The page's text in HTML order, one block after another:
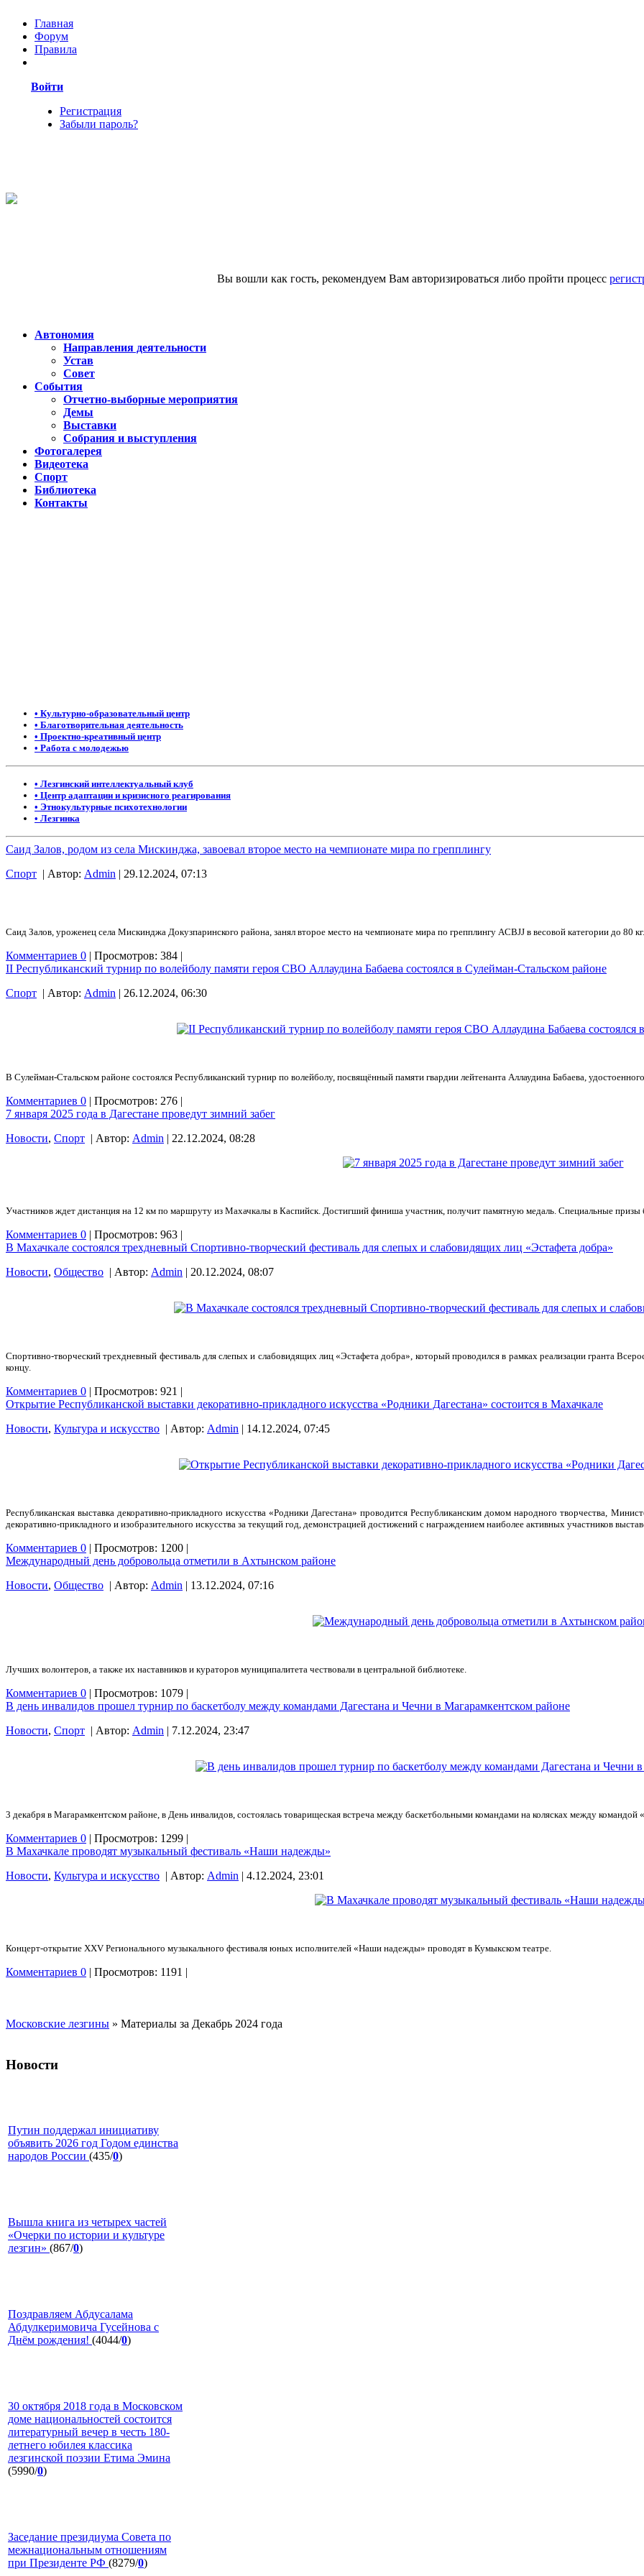
Главная
Форум
Правила
Войти
Регистрация
Забыли пароль?
Вы вошли как гость, рекомендуем Вам авторизироваться либо пройти процесс
Автономия
Направления деятельности
Устав
Совет
События
Отчетно-выборные мероприятия
Демы
Выставки
Собрания и выступления
Фотогалерея
Видеотека
Спорт
Библиотека
Контакты
• Культурно-образовательный центр
• Благотворительная деятельность
• Проектно-креативный центр
• Работа с молодежью
• Лезгинский интеллектуальный клуб
• Центр адаптации и кризисного реагирования
• Этнокультурные психотехнологии
• Лезгинка
Саид Залов, родом из села Мискинджа, завоевал второе место на чемпионате мира по грепплингу
Спорт | Автор: Admin | 29.12.2024, 07:13
Саид Залов, уроженец села Мискинджа Докузпаринского района, занял второе место на чемпионате мира по грепплингу ACBJJ в весовой категории до 80 кг.
Комментариев 0 | Просмотров: 384 |
II Республиканский турнир по волейболу памяти героя СВО Аллаудина Бабаева состоялся в Сулейман-Стальском районе
Спорт | Автор: Admin | 26.12.2024, 06:30
В Сулейман-Стальском районе состоялся Республиканский турнир по волейболу, посвящённый памяти гвардии лейтенанта Аллаудина Бабаева,
Комментариев 0 | Просмотров: 276 |
7 января 2025 года в Дагестане проведут зимний забег
Новости, Спорт | Автор: Admin | 22.12.2024, 08:28
Участников ждет дистанция на 12 км по маршруту из Махачкалы в Каспийск. Достигший финиша участник, получит памятную медаль. Специальные
Комментариев 0 | Просмотров: 963 |
В Махачкале состоялся трехдневный Спортивно-творческий фестиваль для слепых и слабовидящих лиц «Эстафета добра»
Новости, Общество | Автор: Admin | 20.12.2024, 08:07
Спортивно-творческий трехдневный фестиваль для слепых и слабовидящих лиц «Эстафета добра», который проводился в рамках реализации гранта
концу.
Комментариев 0 | Просмотров: 921 |
Открытие Республиканской выставки декоративно-прикладного искусства «Родники Дагестана» состоится в Махачкале
Новости, Культура и искусство | Автор: Admin | 14.12.2024, 07:45
Республиканская выставка декоративно-прикладного искусства «Родники Дагестана» проводится Республиканским домом народного творчества,
декоративно-прикладного и изобразительного искусства за текущий год, демонстрацией достижений с награждением наиболее активных участников
Комментариев 0 | Просмотров: 1200 |
Международный день добровольца отметили в Ахтынском районе
Новости, Общество | Автор: Admin | 13.12.2024, 07:16
Лучших волонтеров, а также их наставников и кураторов муниципалитета чествовали в центральной библиотеке.
Комментариев 0 | Просмотров: 1079 |
В день инвалидов прошел турнир по баскетболу между командами Дагестана и Чечни в Магарамкентском районе
Новости, Спорт | Автор: Admin | 7.12.2024, 23:47
3 декабря в Магарамкентском районе, в День инвалидов, состоялась товарищеская встреча между баскетбольными командами на колясках между
Комментариев 0 | Просмотров: 1299 |
В Махачкале проводят музыкальный фестиваль «Наши надежды»
Новости, Культура и искусство | Автор: Admin | 4.12.2024, 23:01
Концерт-открытие XXV Регионального музыкального фестиваля юных исполнителей «Наши надежды» проводят в Кумыкском театре.
Комментариев 0 | Просмотров: 1191 |
Московские лезгины » Материалы за Декабрь 2024 года
Новости
Путин поддержал инициативу
объявить 2026 год Годом единства
народов России (435/0)
Вышла книга из четырех частей
«Очерки по истории и культуре
лезгин» (867/0)
Поздравляем Абдусалама
Абдулкеримовича Гусейнова с
Днём рождения! (4044/0)
30 октября 2018 года в Московском
доме национальностей состоится
литературный вечер в честь 180-
летнего юбилея классика
лезгинской поэзии Етима Эмина
(5990/0)
Заседание президиума Совета по
межнациональным отношениям
при Президенте РФ (8279/0)